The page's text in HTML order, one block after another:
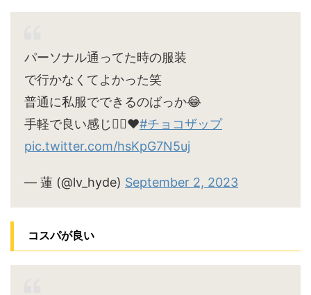
パーソナル通ってた時の服装
で行かなくてよかった笑
普通に私服でできるのばっか😂
手軽で良い感じ🙆‍♀️♥#チョコザップ
pic.twitter.com/hsKpG7N5uj
— 蓮 (@lv_hyde) September 2, 2023
コスパが良い